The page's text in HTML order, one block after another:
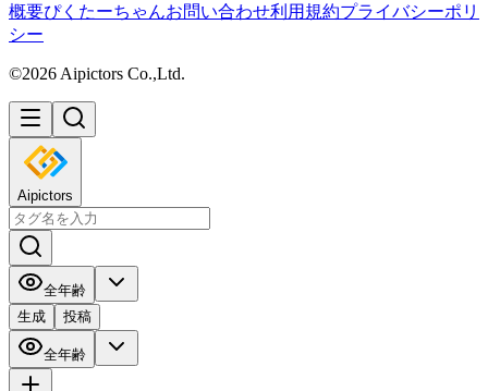
概要ぴくたーちゃんお問い合わせ利用規約プライバシーポリ
シー
©2026 Aipictors Co.,Ltd.
Aipictors
全年齢
生成
投稿
全年齢